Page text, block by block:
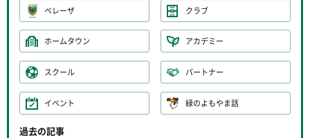
ベレーザ クラブ
ホームタウン アカデミー
スクール パートナー
イベント 緑のよもやま話
過去の記事